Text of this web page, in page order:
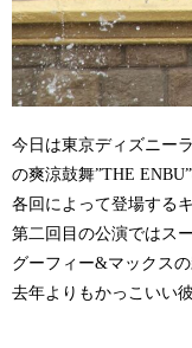
今日は東京ディズニー
の爽涼鼓舞”THE
各回によって登場する
第二回目の公演ではス
グーフィー&マックスの
去年よりもかっこいい